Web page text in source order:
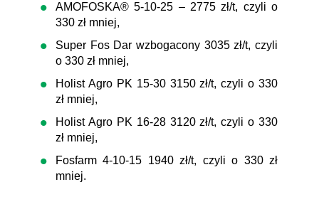
AMOFOSKA® 5-10-25 – 2775 zł/t, czyli o
330 zł mniej,
Super Fos Dar wzbogacony 3035 zł/t, czyli
o 330 zł mniej,
Holist Agro PK 15-30 3150 zł/t, czyli o 330
zł mniej,
Holist Agro PK 16-28 3120 zł/t, czyli o 330
zł mniej,
Fosfarm 4-10-15 1940 zł/t, czyli o 330 zł
mniej.